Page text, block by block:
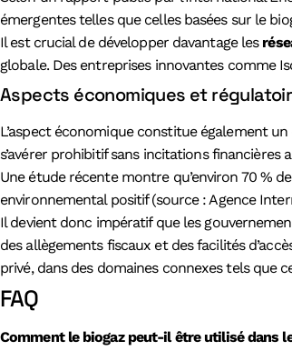
émergentes telles que celles basées sur le
Il est crucial de développer davantage les
globale. Des entreprises innovantes comme
Aspects économiques et
L’aspect économique constitue également
s’avérer prohibitif sans incitations
Une étude récente montre qu’environ 70 %
environnemental positif (source : Agence
Il devient donc impératif que les
des allègements fiscaux et des facilités
privé, dans des domaines connexes tels que
FAQ
Comment le biogaz peut-il être utilisé dans